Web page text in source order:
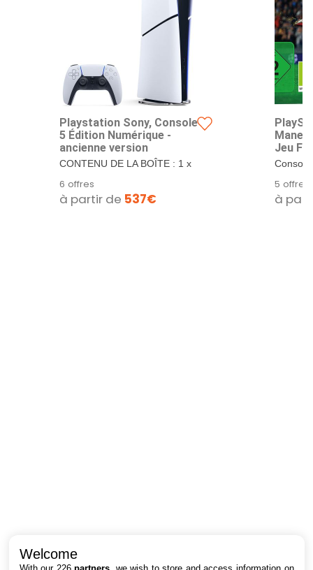
Playstation Sony, Console
5 Édition Numérique -
ancienne version
CONTENU DE LA BOÎTE : 1 x
Édition...
6 offres
à partir de 537€
Jeu
5 offres
à
Intéressant ? Partagez !
Welcome
With our 226partners , we wish to store and access information on